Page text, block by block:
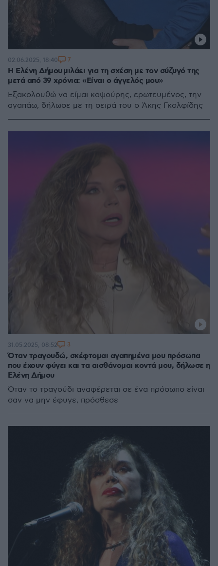
Η Ελένη Δήμου μιλάει για τη σχέση με τον σύζυγό της
μετά από 39 χρόνια: «Είναι ο άγγελός μου»
Εξακολουθώ να είμαι καψούρης, ερωτευμένος, την
αγαπάω, δήλωσε με τη σειρά του ο Άκης Γκολφίδης
02.06.2025, 18:40 7
Όταν τραγουδώ, σκέφτομαι αγαπημένα μου πρόσωπα
που έχουν φύγει και τα αισθάνομαι κοντά μου, δήλωσε η
Ελένη Δήμου
Όταν το τραγούδι αναφέρεται σε ένα πρόσωπο είναι
σαν να μην έφυγε, πρόσθεσε
31.05.2025, 08:52 3